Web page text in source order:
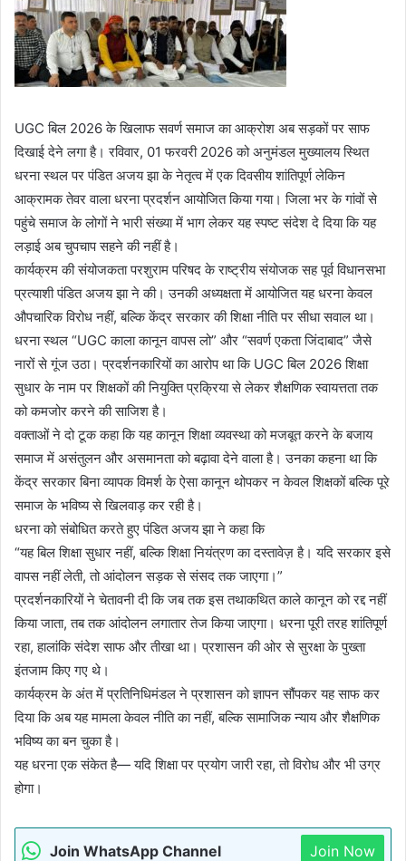
UGC बिल 2026 के खिलाफ सवर्ण समाज का आक्रोश अब सड़कों पर साफ
दिखाई देने लगा है। रविवार, 01 फरवरी 2026 को अनुमंडल मुख्यालय स्थित
धरना स्थल पर पंडित अजय झा के नेतृत्व में एक दिवसीय शांतिपूर्ण लेकिन
आक्रामक तेवर वाला धरना प्रदर्शन आयोजित किया गया। जिला भर के गांवों से
पहुंचे समाज के लोगों ने भारी संख्या में भाग लेकर यह स्पष्ट संदेश दे दिया कि यह
लड़ाई अब चुपचाप सहने की नहीं है।
कार्यक्रम की संयोजकता परशुराम परिषद के राष्ट्रीय संयोजक सह पूर्व विधानसभा
प्रत्याशी पंडित अजय झा ने की। उनकी अध्यक्षता में आयोजित यह धरना केवल
औपचारिक विरोध नहीं, बल्कि केंद्र सरकार की शिक्षा नीति पर सीधा सवाल था।
धरना स्थल “UGC काला कानून वापस लो” और “सवर्ण एकता जिंदाबाद” जैसे
नारों से गूंज उठा। प्रदर्शनकारियों का आरोप था कि UGC बिल 2026 शिक्षा
सुधार के नाम पर शिक्षकों की नियुक्ति प्रक्रिया से लेकर शैक्षणिक स्वायत्तता तक
को कमजोर करने की साजिश है।
वक्ताओं ने दो टूक कहा कि यह कानून शिक्षा व्यवस्था को मजबूत करने के बजाय
समाज में असंतुलन और असमानता को बढ़ावा देने वाला है। उनका कहना था कि
केंद्र सरकार बिना व्यापक विमर्श के ऐसा कानून थोपकर न केवल शिक्षकों बल्कि पूरे
समाज के भविष्य से खिलवाड़ कर रही है।
धरना को संबोधित करते हुए पंडित अजय झा ने कहा कि
“यह बिल शिक्षा सुधार नहीं, बल्कि शिक्षा नियंत्रण का दस्तावेज़ है। यदि सरकार इसे
वापस नहीं लेती, तो आंदोलन सड़क से संसद तक जाएगा।”
प्रदर्शनकारियों ने चेतावनी दी कि जब तक इस तथाकथित काले कानून को रद्द नहीं
किया जाता, तब तक आंदोलन लगातार तेज किया जाएगा। धरना पूरी तरह शांतिपूर्ण
रहा, हालांकि संदेश साफ और तीखा था। प्रशासन की ओर से सुरक्षा के पुख्ता
इंतजाम किए गए थे।
कार्यक्रम के अंत में प्रतिनिधिमंडल ने प्रशासन को ज्ञापन सौंपकर यह साफ कर
दिया कि अब यह मामला केवल नीति का नहीं, बल्कि सामाजिक न्याय और शैक्षणिक
भविष्य का बन चुका है।
यह धरना एक संकेत है— यदि शिक्षा पर प्रयोग जारी रहा, तो विरोध और भी उग्र
होगा।
Join WhatsApp Channel Join Now